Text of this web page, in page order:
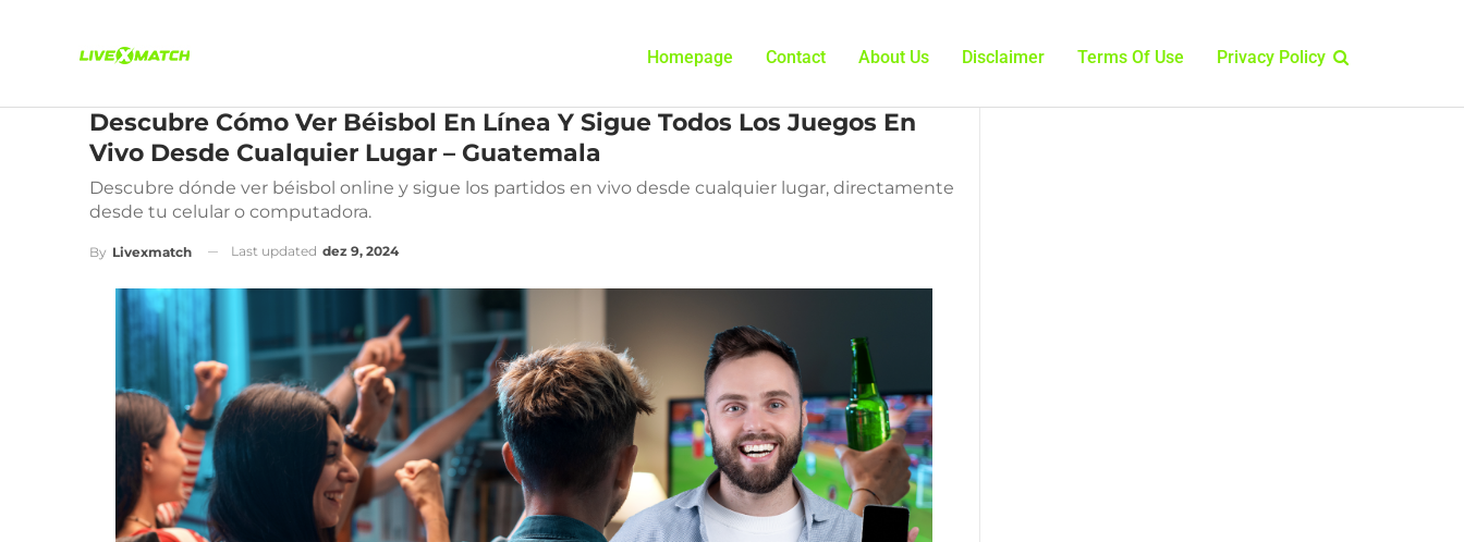
Homepage Contact About Us Disclaimer Terms Of Use Privacy Policy
Descubre Cómo Ver Béisbol En Línea Y Sigue Todos Los Juegos En
Vivo Desde Cualquier Lugar – Guatemala
Descubre dónde ver béisbol online y sigue los partidos en vivo desde cualquier lugar, directamente
desde tu celular o computadora.
By Livexmatch Last updated dez 9, 2024